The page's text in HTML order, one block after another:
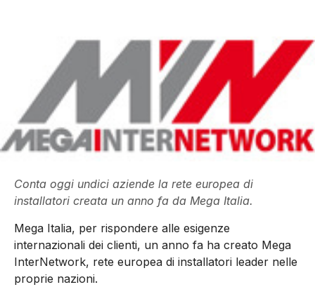
Conta oggi undici aziende la rete europea di
installatori creata un anno fa da Mega Italia.
Mega Italia, per rispondere alle esigenze
internazionali dei clienti, un anno fa ha creato Mega
InterNetwork, rete europea di installatori leader nelle
proprie nazioni.